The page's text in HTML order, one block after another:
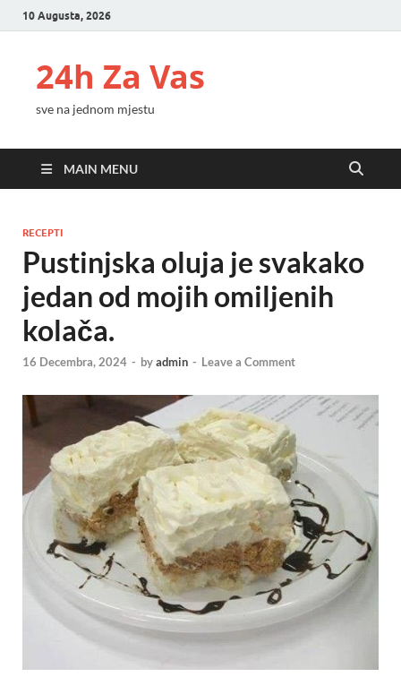
10 Augusta, 2026
24h Za Vas
sve na jednom mjestu
MAIN MENU
RECEPTI
Pustinjska oluja je svakako
jedan od mojih omiljenih
kolača.
16 Decembra, 2024 - byadmin - Leave a Comment